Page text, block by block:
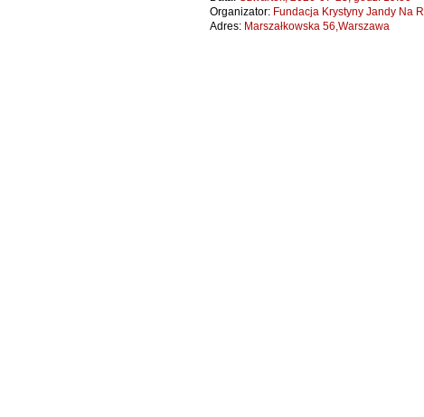
Organizator: Fundacja Krystyny Jandy Na
Adres: Marszałkowska 56,Warszawa